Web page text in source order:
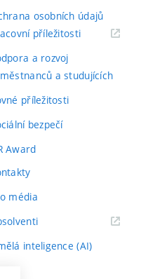
osobních údajů
příležitosti(externí
a rozvoj
a studujících
příležitosti
bezpečí
Award
média
(externí
inteligence (AI)